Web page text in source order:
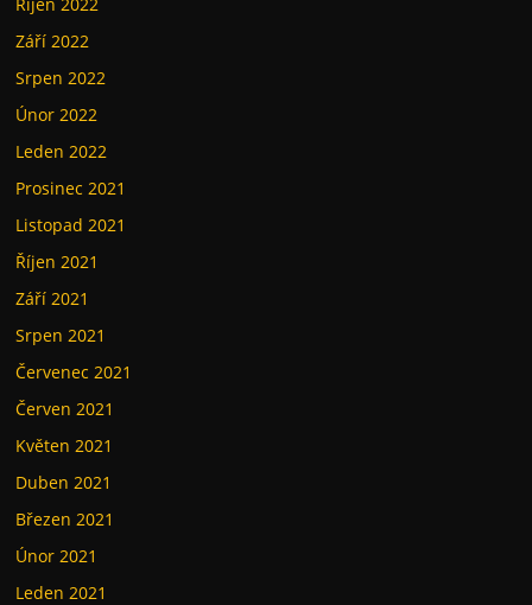
Září 2022
Srpen 2022
Únor 2022
Leden 2022
Prosinec 2021
Listopad 2021
Říjen 2021
Září 2021
Srpen 2021
Červenec 2021
Červen 2021
Květen 2021
Duben 2021
Březen 2021
Únor 2021
Leden 2021